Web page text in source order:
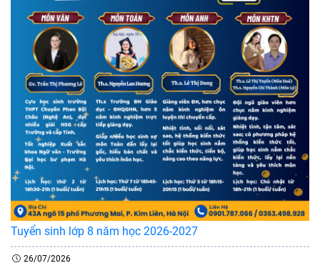
Tuyển sinh lớp 8 năm học 2026-2027
26/07/2026